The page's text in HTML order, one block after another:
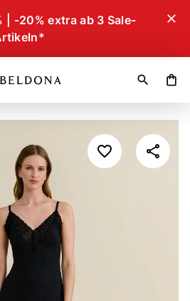
| -20% extra ab 3 Sale-
close
search shopping_bag